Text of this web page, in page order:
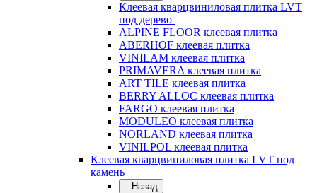
Клеевая кварцвиниловая плитка LVT
под дерево
ALPINE FLOOR клеевая плитка
ABERHOF клеевая плитка
VINILAM клеевая плитка
PRIMAVERA клеевая плитка
ART TILE клеевая плитка
BERRY ALLOC клеевая плитка
FARGO клеевая плитка
MODULEO клеевая плитка
NORLAND клеевая плитка
VINILPOL клеевая плитка
Клеевая кварцвиниловая плитка LVT под
камень
Назад